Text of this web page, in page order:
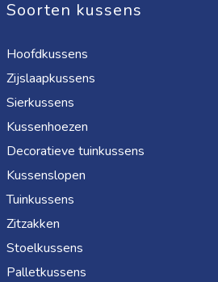
Soorten kussens
Hoofdkussens
Zijslaapkussens
Sierkussens
Kussenhoezen
Decoratieve tuinkussens
Kussenslopen
Tuinkussens
Zitzakken
Stoelkussens
Palletkussens